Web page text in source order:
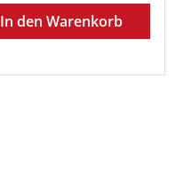
In den Warenkorb